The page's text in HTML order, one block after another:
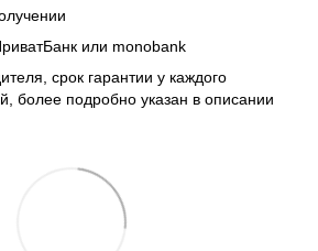
или monobank
срок гарантии у каждого
более подробно указан в описании